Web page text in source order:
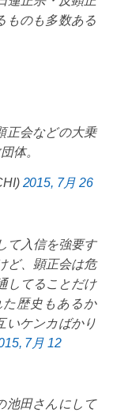
ものも多数ある
正会などの大乗
体。
2015, 7月 26
て入信を強要す
ど、顕正会は危
してることだけ
歴史もあるか
いケンカばかり
7月 12
池田さんにして